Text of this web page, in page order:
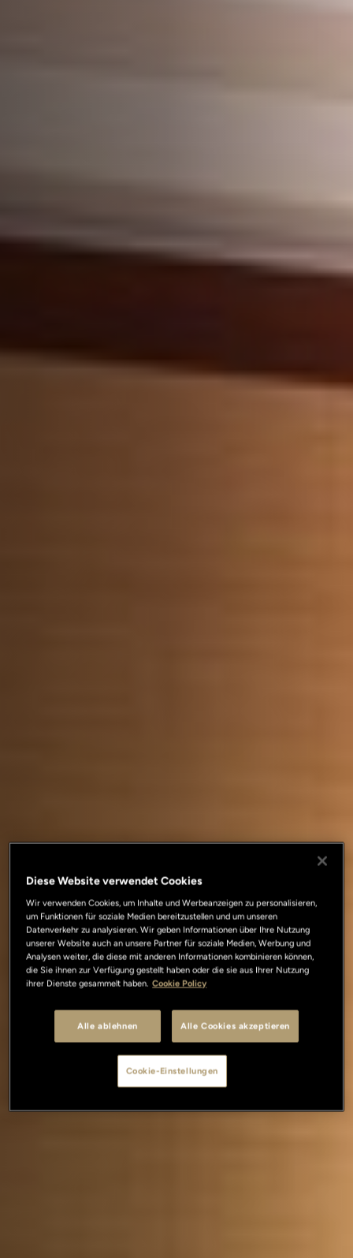
Diese Website verwendet Cookies
Wir verwenden Cookies, um Inhalte und Werbeanzeigen zu personalisieren,
um Funktionen für soziale Medien bereitzustellen und um unseren
Datenverkehr zu analysieren. Wir geben Informationen über Ihre Nutzung
unserer Website auch an unsere Partner für soziale Medien, Werbung und
Analysen weiter, die diese mit anderen Informationen kombinieren können,
die Sie ihnen zur Verfügung gestellt haben oder die sie aus Ihrer Nutzung
ihrer Dienste gesammelt haben. Cookie Policy
Alle ablehnen Alle Cookies akzeptieren
Cookie-Einstellungen